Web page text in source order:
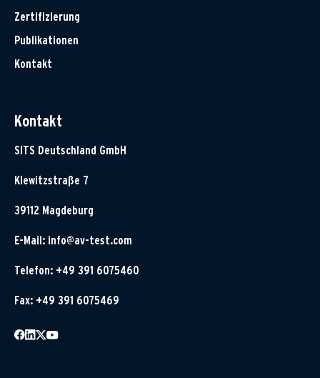
Zertifizierung
Publikationen
Kontakt
Kontakt
SITS Deutschland GmbH
Klewitzstraße 7
39112 Magdeburg
E-Mail: info@av-test.com
Telefon: +49 391 6075460
Fax: +49 391 6075469